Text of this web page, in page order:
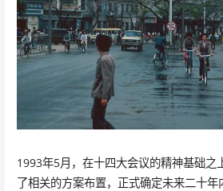
1993年5月，在十四大会议的精神基础之
了相关的方案布置，正式确定未来二十年